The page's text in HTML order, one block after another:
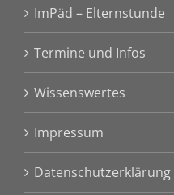
ImPäd – Elternstunde
Termine und Infos
Wissenswertes
Impressum
Datenschutzerklärung